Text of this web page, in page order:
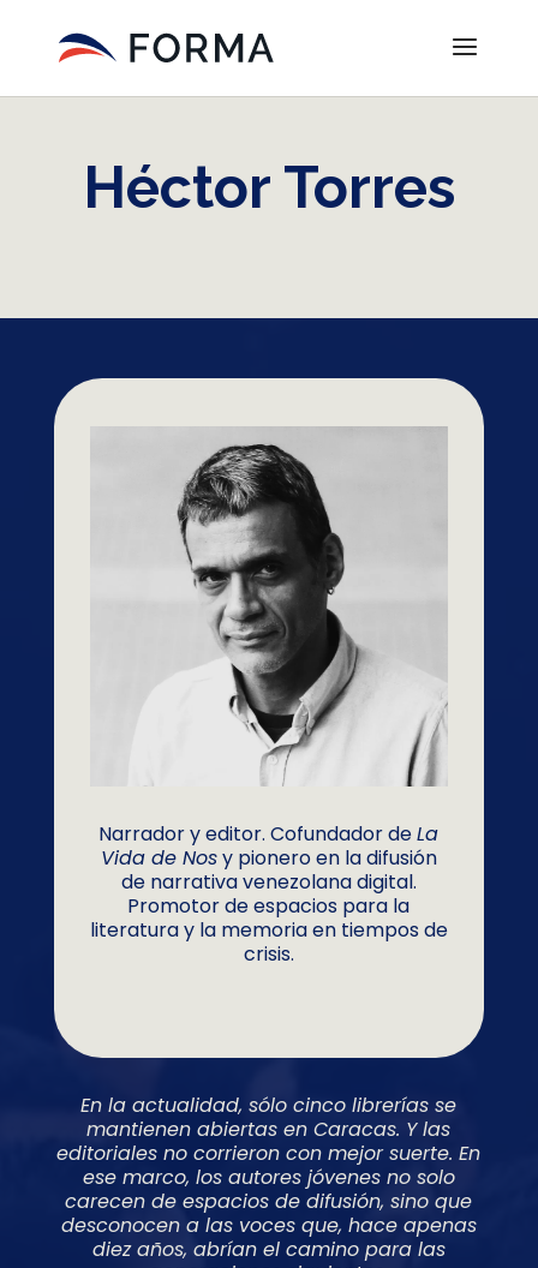
Héctor Torres
Narrador y editor. Cofundador deLa
Vida de Nosy pionero en la difusión
de narrativa venezolana digital.
Promotor de espacios para la
literatura y la memoria en tiempos de
crisis.
En la actualidad, sólo cinco librerías se
mantienen abiertas en Caracas. Y las
editoriales no corrieron con mejor suerte. En
ese marco, los autores jóvenes no solo
carecen de espacios de difusión, sino que
desconocen a las voces que, hace apenas
diez años, abrían el camino para las